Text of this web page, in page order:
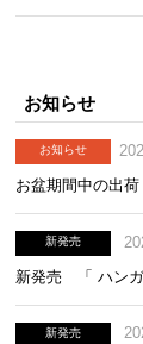
お知らせ
お知らせ
お盆期間中の出
新発売
新発売 「 ハンガ
新発売